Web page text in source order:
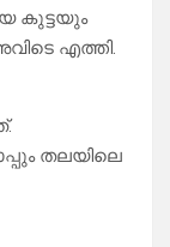
കുട്ടയും
എത്തി.
തലയിലെ